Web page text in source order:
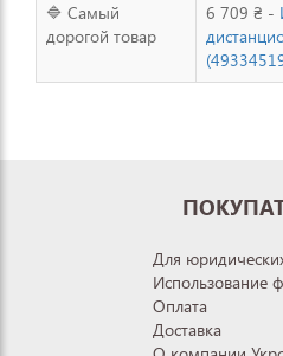
🔷 Самый
дорогой товар
6 709 ₴ -
Для
Использование
Оплата
Доставка